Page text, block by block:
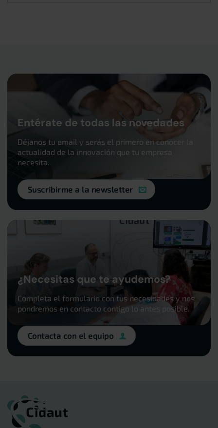
Entérate de todas las novedades
Déjanos tu email y serás el primero en conocer la
actualidad de la innovación que tu empresa
necesita.
Suscribirme a la newsletter
¿Necesitas que te ayudemos?
Completa el formulario con tus necesidades y nos
pondremos en contacto contigo lo antes posible.
Contacta con el equipo